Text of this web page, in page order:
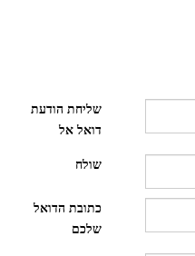
שליחת הודעת
דואל אל
שולח
כתובת הדואל
שלכם